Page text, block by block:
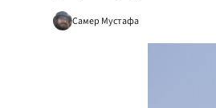
Самер Мустафа